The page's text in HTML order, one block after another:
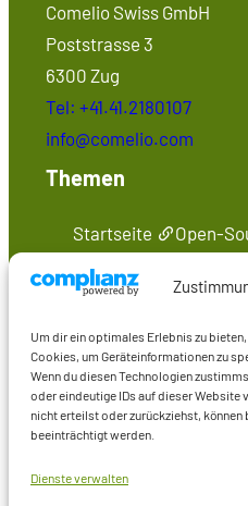
Um dir ein optimales Erlebnis zu
Cookies, um Geräteinformationen zu
Wenn du diesen Technologien
oder eindeutige IDs auf dieser Website
nicht erteilst oder zurückziehst,
beeinträchtigt werden.
Dienste verwalten
Comelio Swiss GmbH
Poststrasse 3
6300 Zug
Tel: +41.41.2180107
info@comelio.com
Themen
Startseite Open-
Präsenzen im Web
Marcus Wiederstein
Marco Skulschus
Seminare
Medien